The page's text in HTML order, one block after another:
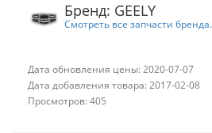
Бренд: GEELY
Смотреть все запчасти бренда.
Дата обновления цены: 2020-07-07
Дата добавления товара: 2017-02-08
Просмотров: 405